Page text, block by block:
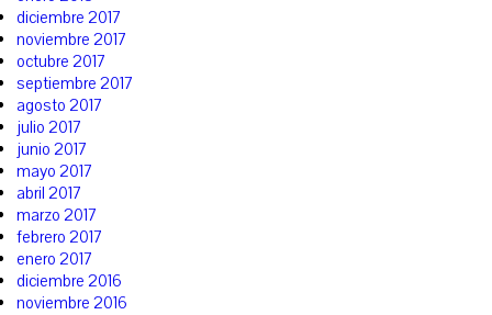
diciembre 2017
noviembre 2017
octubre 2017
septiembre 2017
agosto 2017
julio 2017
junio 2017
mayo 2017
abril 2017
marzo 2017
febrero 2017
enero 2017
diciembre 2016
noviembre 2016